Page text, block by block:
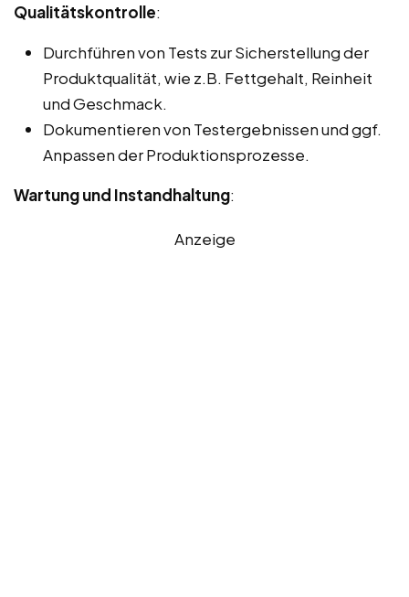
Qualitätskontrolle:
Durchführen von Tests zur Sicherstellung der
Produktqualität, wie z.B. Fettgehalt, Reinheit
und Geschmack.
Dokumentieren von Testergebnissen und ggf.
Anpassen der Produktionsprozesse.
Wartung und Instandhaltung:
Anzeige